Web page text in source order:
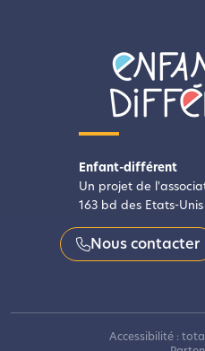
Enfant-différent
Un projet de
163 bd des Etats-
Nous contacter
Accessibilité :